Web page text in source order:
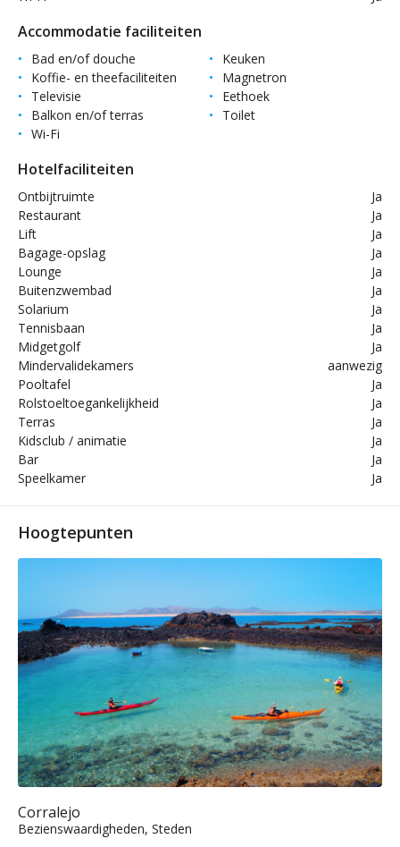
Accommodatie faciliteiten
Bad en/of douche
Keuken
Koffie- en theefaciliteiten
Magnetron
Televisie
Eethoek
Balkon en/of terras
Toilet
Wi-Fi
Hotelfaciliteiten
Ontbijtruimte
Ja
Restaurant
Ja
Lift
Ja
Bagage-opslag
Ja
Lounge
Ja
Buitenzwembad
Ja
Solarium
Ja
Tennisbaan
Ja
Midgetgolf
Ja
Mindervalidekamers
aanwezig
Pooltafel
Ja
Rolstoeltoegankelijkheid
Ja
Terras
Ja
Kidsclub / animatie
Ja
Bar
Ja
Speelkamer
Ja
Hoogtepunten
Corralejo
Bezienswaardigheden, Steden